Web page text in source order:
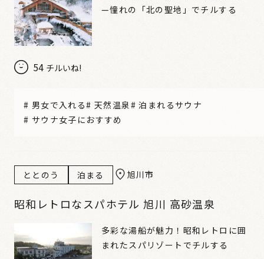
54 チルいね!
—憧れの「北の聖地」でチルする
# 男女で入れる#天然温泉#泊まれるサウナ
# サウナ女子におすすめ
ととのう 泊まる 旭川市
昭和レトロなスパホテル 旭川 高砂温泉
多彩な湯船が魅力！昭和レトロに囲
まれたスパリゾートでチルする